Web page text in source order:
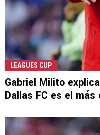
LEAGUES CUP
Gabriel Milito
Dallas FC es el